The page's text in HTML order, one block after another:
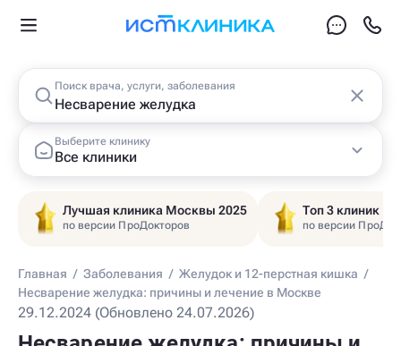
Поиск врача, услуги, заболевания
Выберите клинику
Все клиники
Лучшая клиника Москвы 2025
по версии ПроДокторов
Топ 3 клиник
по версии
Главная / Заболевания / Желудок и 12-перстная кишка /
Несварение желудка: причины и лечение в Москве
29.12.2024 (Обновлено 24.07.2026)